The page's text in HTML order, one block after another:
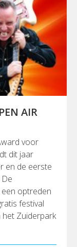
AIR
voor
dit jaar
en de eerste
optreden
festival
het Zuiderpark